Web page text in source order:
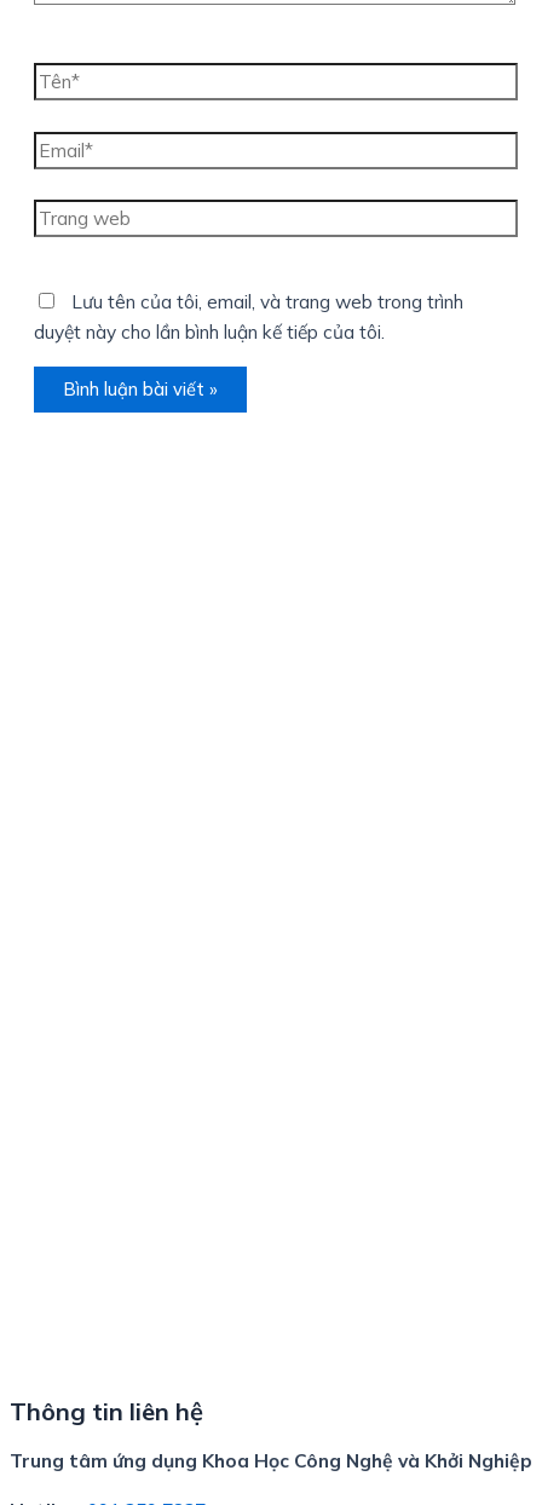
Tên*
Email*
Trang
web
Lưu tên của tôi, email, và trang web trong trình
duyệt này cho lần bình luận kế tiếp của tôi.
Thông tin liên hệ
Trung tâm ứng dụng Khoa Học Công Nghệ và Khởi Nghiệp